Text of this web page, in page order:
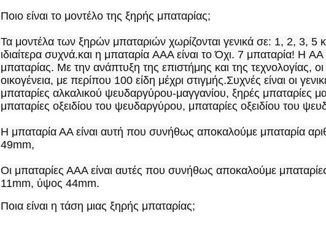
Ποιο είναι το μοντέλο της ξηρής μπαταρίας;
Τα μοντέλα των ξηρών μπαταριών χωρίζονται γενικά σε: 1, 2, 3, 5
ιδιαίτερα συχνά.και η μπαταρία AAA είναι το Όχι. 7 μπαταρία! Η
μπαταρίας. Με την ανάπτυξη της επιστήμης και της τεχνολογίας,
οικογένεια, με περίπου 100 είδη μέχρι στιγμής.Συχνές είναι οι
μπαταρίες αλκαλικού ψευδαργύρου-μαγγανίου, ξηρές μπαταρίες
μπαταρίες οξειδίου του ψευδαργύρου, μπαταρίες οξειδίου του
Η μπαταρία ΑΑ είναι αυτή που συνήθως αποκαλούμε μπαταρία
49mm,
Οι μπαταρίες ΑΑΑ είναι αυτές που συνήθως αποκαλούμε μπαταρίες
11mm, ύψος 44mm.
Ποια είναι η τάση μιας ξηρής μπαταρίας;